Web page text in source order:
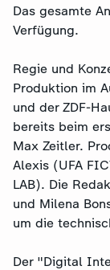
Das gesamte
Verfügung.
Regie und
Produktion im
und der ZDF-
bereits beim
Max Zeitler.
Alexis (UFA
LAB). Die
und Milena
um die
Der "Digital